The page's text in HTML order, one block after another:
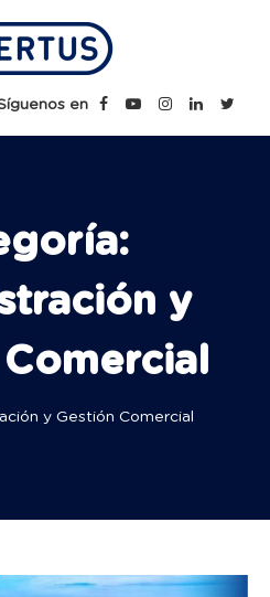
| Carreras
en
y
y Gestión Comercial